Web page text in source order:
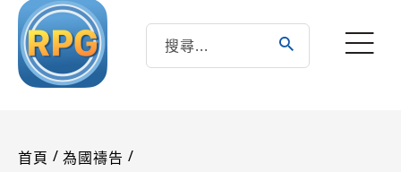
首頁 / 為國禱告 /